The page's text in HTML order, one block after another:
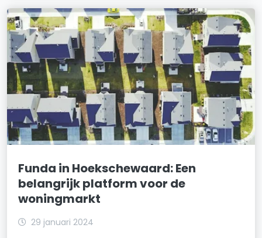
Funda in Hoekschewaard: Een
belangrijk platform voor de
woningmarkt
29 januari 2024